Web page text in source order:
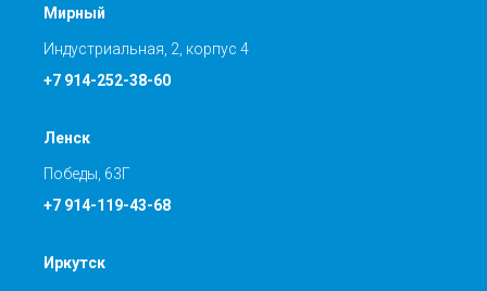
Мирный
Индустриальная, 2, корпус 4
+7 914-252-38-60
Ленск
Победы, 63Г
+7 914-119-43-68
Иркутск